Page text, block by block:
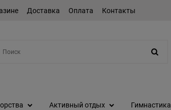
Доставка Оплата Контакты
Активный отдых Гимнастика